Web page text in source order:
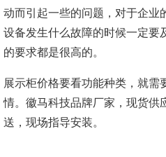
动而引起一些的问题，对于企业
设备发生什么故障的时候一定要
的要求都是很高的。
展示柜价格要看功能种类，就需
情。徽马科技品牌厂家，现货供
送，现场指导安装。